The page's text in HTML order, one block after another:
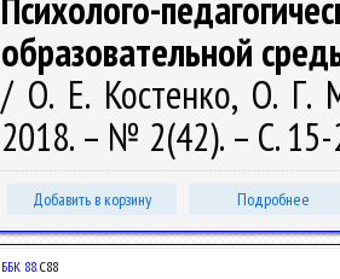
образовательной
/ О. Е. Костенко, О. Г.
2018. – № 2(42). – С.
Добавить в корзину Подробнее
ББК 88.С88